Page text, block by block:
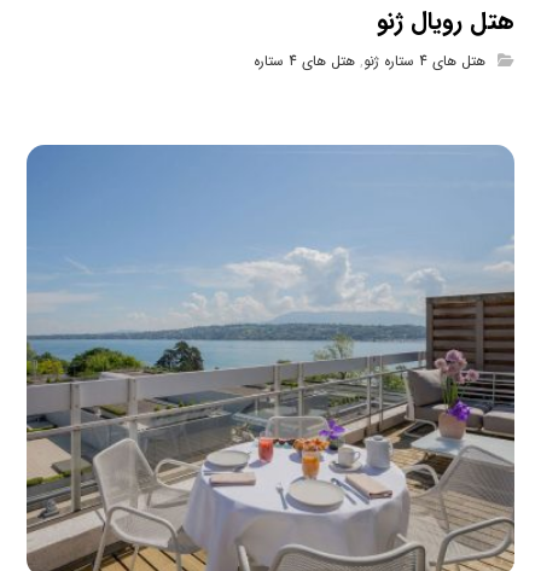
هتل رویال ژنو
هتل های 4 ستاره ژنو ,هتل های 4 ستاره